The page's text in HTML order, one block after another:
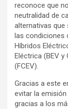
reconoce que
neutralidad de
alternativas que
las condiciones
Híbridos
Eléctrica (BEV
(FCEV).
Gracias a este
evitar la
gracias a los